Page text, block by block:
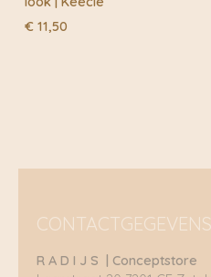
€ 11,50
CONTACTGEGEVENS
R A D I J S | Conceptstore